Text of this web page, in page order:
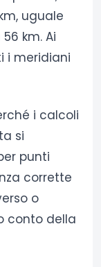
uguale
km. Ai
i meridiani
i calcoli
si
punti
corrette
o
conto della